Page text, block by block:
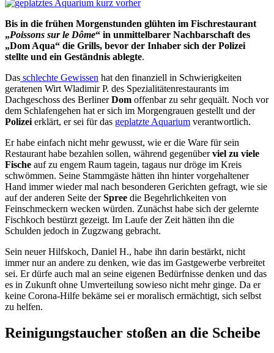
Bis in die frühen Morgenstunden glühten im Fischrestaurant
„Poissons sur le Dôme“ in unmittelbarer Nachbarschaft des
„Dom Aqua“ die Grills, bevor der Inhaber sich der Polizei
stellte und ein Geständnis ablegte.
Das schlechte Gewissen hat den finanziell in Schwierigkeiten
geratenen Wirt Wladimir P. des Spezialitätenrestaurants im
Dachgeschoss des BerlinerDom offenbar zu sehr gequält. Noch vor
dem Schlafengehen hat er sich im Morgengrauen gestellt und der
Polizei erklärt, er sei für das geplatzte Aquarium verantwortlich.
Er habe einfach nicht mehr gewusst, wie er die Ware für sein
Restaurant habe bezahlen sollen, während gegenüberviel zu viele
Fische auf zu engem Raum tagein, tagaus nur dröge im Kreis
schwömmen. Seine Stammgäste hätten ihn hinter vorgehaltener
Hand immer wieder mal nach besonderen Gerichten gefragt, wie sie
auf der anderen Seite derSpree die Begehrlichkeiten von
Feinschmeckern wecken würden. Zunächst habe sich der gelernte
Fischkoch bestürzt gezeigt. Im Laufe der Zeit hätten ihn die
Schulden jedoch in Zugzwang gebracht.
Sein neuer Hilfskoch, Daniel H., habe ihn darin bestärkt, nicht
immer nur an andere zu denken, wie das im Gastgewerbe verbreitet
sei. Er dürfe auch mal an seine eigenen Bedürfnisse denken und das
es in Zukunft ohne Umverteilung sowieso nicht mehr ginge. Da er
keine Corona-Hilfe bekäme sei er moralisch ermächtigt, sich selbst
zu helfen.
Reinigungstaucher stoßen an die Scheibe